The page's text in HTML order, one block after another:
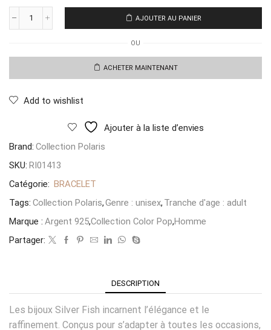
quantité
Lucky
Dore
AJOUTER AU PANIER
OU
ACHETER MAINTENANT
Add to wishlist
Ajouter à la liste d’envies
Brand: Collection Polaris
SKU: RI01413
Catégorie: BRACELET
Tags: Collection Polaris,Genre : unisex, Tranche d'age : adult
Marque : Argent 925,Collection Color Pop,Homme
Partager:
DESCRIPTION
Les bijoux Silver Fish incarnent l’élégance et le
raffinement. Conçus pour s’adapter à toutes les occasions,